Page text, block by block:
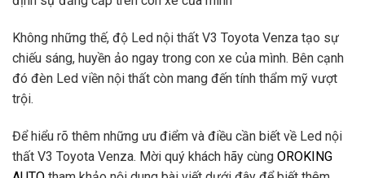
Không những thế, độ Led nội thất V3 Toyota Venza tạo sự
chiếu sáng, huyền ảo ngay trong con xe của mình. Bên cạnh
đó đèn Led viền nội thất còn mang đến tính thẩm mỹ vượt
trội.
Để hiểu rõ thêm những ưu điểm và điều cần biết về Led nội
thất V3 Toyota Venza. Mời quý khách hãy cùng OROKING